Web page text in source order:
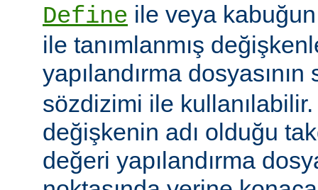
Define ile veya
ile tanımlanmış
yapılandırma dosyasının
sözdizimi ile
değişkenin adı olduğu
değeri yapılandırma